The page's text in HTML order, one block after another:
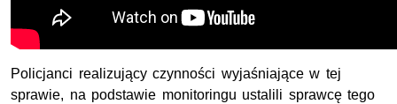
Policjanci realizujący czynności wyjaśniające w tej
sprawie, na podstawie monitoringu ustalili sprawcę tego